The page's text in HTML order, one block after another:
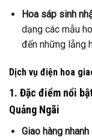
Hoa sáp sinh
dạng các mẫu
đến những lẵng
Dịch vụ điện hoa
1. Đặc điểm nổi
Quảng Ngãi
Giao hàng